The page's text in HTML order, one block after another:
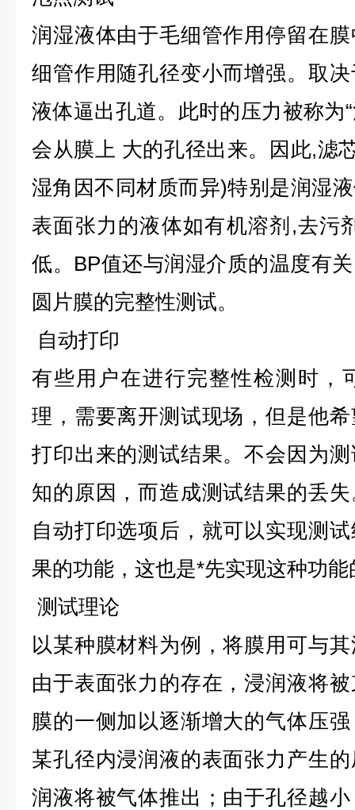
润湿液体由于毛细管作用停留在
细管作用随孔径变小而增强。取
液体逼出孔道。此时的压力被称为
会从膜上 大的孔径出来。因此,滤
湿角因不同材质而异)特别是润湿
表面张力的液体如有机溶剂,去污
低。BP值还与润湿介质的温度有
圆片膜的完整性测试。
自动打印
有些用户在进行完整性检测时，
理，需要离开测试现场，但是他
打印出来的测试结果。不会因为
知的原因，而造成测试结果的丢
自动打印选项后，就可以实现测
果的功能，这也是*先实现这种功能
测试理论
以某种膜材料为例，将膜用可与
由于表面张力的存在，浸润液将
膜的一侧加以逐渐增大的气体压
某孔径内浸润液的表面张力产生
润液将被气体推出；由于孔径越